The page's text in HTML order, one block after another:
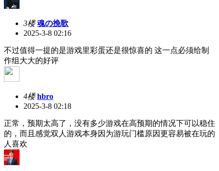
3楼 魂の挽歌
2025-3-8 02:16
不过值得一提的是游戏里彩蛋还是很惊喜的 这一点必须给制
作组大大的好评
4楼 hbro
2025-3-8 02:18
正常，预期太高了，没有多少游戏在高预期的情况下可以稳住
的，而且感觉双人游戏本身因为游玩门槛原因更容易被在玩的
人喜欢